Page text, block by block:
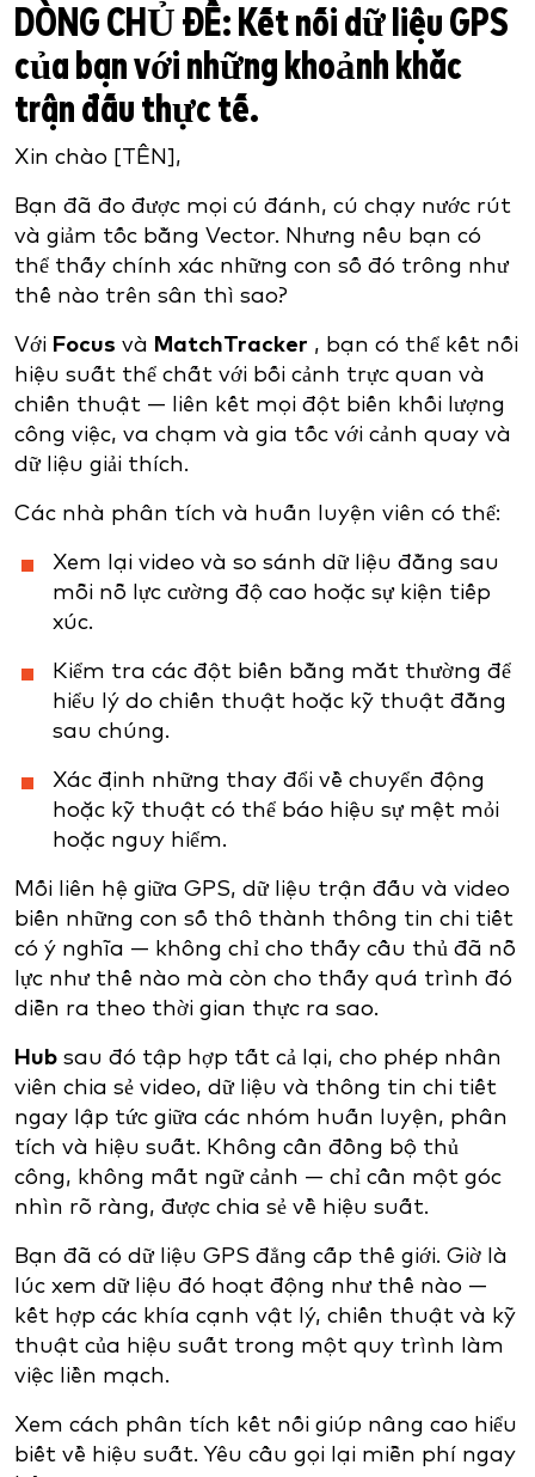
DÒNG CHỦ ĐỀ: Kết nối dữ liệu GPS
của bạn với những khoảnh khắc
trận đấu thực tế.
Xin chào [TÊN],
Bạn đã đo được mọi cú đánh, cú chạy nước rút
và giảm tốc bằng Vector. Nhưng nếu bạn có
thể thấy chính xác những con số đó trông như
thế nào trên sân thì sao?
Với Focus và MatchTracker , bạn có thể kết nối
hiệu suất thể chất với bối cảnh trực quan và
chiến thuật — liên kết mọi đột biến khối lượng
công việc, va chạm và gia tốc với cảnh quay và
dữ liệu giải thích.
Các nhà phân tích và huấn luyện viên có thể:
Xem lại video và so sánh dữ liệu đằng sau
mỗi nỗ lực cường độ cao hoặc sự kiện tiếp
xúc.
Kiểm tra các đột biến bằng mắt thường để
hiểu lý do chiến thuật hoặc kỹ thuật đằng
sau chúng.
Xác định những thay đổi về chuyển động
hoặc kỹ thuật có thể báo hiệu sự mệt mỏi
hoặc nguy hiểm.
Mối liên hệ giữa GPS, dữ liệu trận đấu và video
biến những con số thô thành thông tin chi tiết
có ý nghĩa — không chỉ cho thấy cầu thủ đã nỗ
lực như thế nào mà còn cho thấy quá trình đó
diễn ra theo thời gian thực ra sao.
Hub sau đó tập hợp tất cả lại, cho phép nhân
viên chia sẻ video, dữ liệu và thông tin chi tiết
ngay lập tức giữa các nhóm huấn luyện, phân
tích và hiệu suất. Không cần đồng bộ thủ
công, không mất ngữ cảnh — chỉ cần một góc
nhìn rõ ràng, được chia sẻ về hiệu suất.
Bạn đã có dữ liệu GPS đẳng cấp thế giới. Giờ là
lúc xem dữ liệu đó hoạt động như thế nào —
kết hợp các khía cạnh vật lý, chiến thuật và kỹ
thuật của hiệu suất trong một quy trình làm
việc liền mạch.
Xem cách phân tích kết nối giúp nâng cao hiểu
biết về hiệu suất. Yêu cầu gọi lại miễn phí ngay